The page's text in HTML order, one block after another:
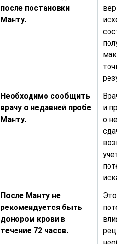
после постановки
Манту.
Необходимо сообщить
врачу о недавней пробе
Манту.
Врач
и
о
После Манту не
рекомендуется быть
донором крови в
течение 72 часов.
Это